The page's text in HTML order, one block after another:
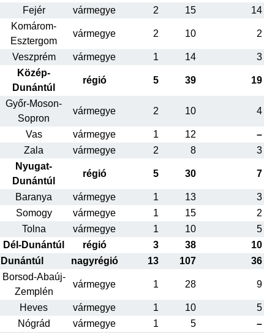
Fejér vármegye 2 15 14
Komárom-
Esztergom
vármegye 2 10 2
Veszprém vármegye 1 14 3
Közép-
Dunántúl
régió 5 39 19
Győr-Moson-
Sopron
vármegye 2 10 4
Vas vármegye 1 12 –
Zala
vármegye 2 8 3
Nyugat-
Dunántúl
régió 5 30 7
Baranya vármegye 1 13 3
Somogy
vármegye 1 15 2
Tolna
vármegye 1 10 5
Dél-Dunántúl
régió 3 38 10
Dunántúl
nagyrégió 13 107 36
Borsod-Abaúj-
Zemplén
vármegye 1 28 9
Heves vármegye 1 10 5
Nógrád
vármegye 1 5 –